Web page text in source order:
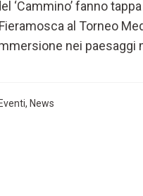
‘Cammino’ fanno
al Torneo
nei
Eventi, News